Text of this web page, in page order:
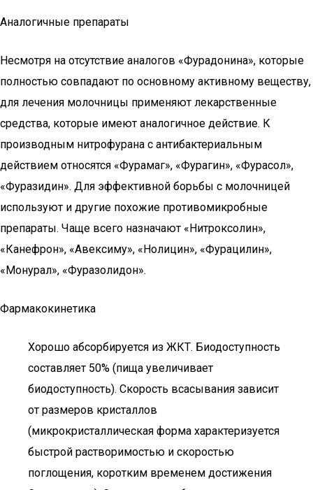
Аналогичные препараты
Несмотря на отсутствие аналогов «Фурадонина», которые
полностью совпадают по основному активному веществу,
для лечения молочницы применяют лекарственные
средства, которые имеют аналогичное действие. К
производным нитрофурана с антибактериальным
действием относятся «Фурамаг», «Фурагин», «Фурасол»,
«Фуразидин». Для эффективной борьбы с молочницей
используют и другие похожие противомикробные
препараты. Чаще всего назначают «Нитроксолин»,
«Канефрон», «Авексиму», «Нолицин», «Фурацилин»,
«Монурал», «Фуразолидон».
Фармакокинетика
Хорошо абсорбируется из ЖКТ. Биодоступность
составляет 50% (пища увеличивает
биодоступность). Скорость всасывания зависит
от размеров кристаллов
(микрокристаллическая форма характеризуется
быстрой растворимостью и скоростью
поглощения, коротким временем достижения